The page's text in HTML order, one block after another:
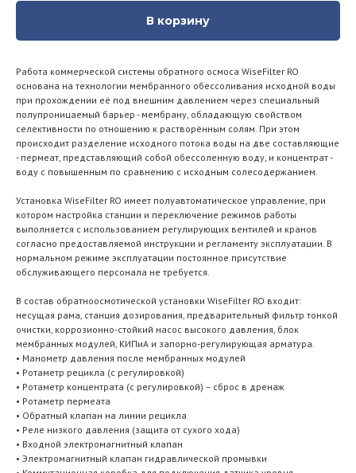
В корзину
Работа коммерческой системы обратного осмоса WiseFilter RO
основана на технологии мембранного обессоливания исходной воды
при прохождении её под внешним давлением через специальный
полупроницаемый барьер - мембрану, обладающую свойством
селективности по отношению к растворённым солям. При этом
происходит разделение исходного потока воды на две составляющие
- пермеат, представляющий собой обессоленную воду, и концентрат -
воду с повышенным по сравнению с исходным солесодержанием.
Установка WiseFilter RO имеет полуавтоматическое управление, при
котором настройка станции и переключение режимов работы
выполняется с использованием регулирующих вентилей и кранов
согласно предоставляемой инструкции и регламенту эксплуатации. В
нормальном режиме эксплуатации постоянное присутствие
обслуживающего персонала не требуется.
В состав обратноосмотической установки WiseFilter RO входит:
несущая рама, станция дозирования, предварительный фильтр тонкой
очистки, коррозионно-стойкий насос высокого давления, блок
мембранных модулей, КИПиА и запорно-регулирующая арматура.
• Манометр давления после мембранных модулей
• Ротаметр рецикла (с регулировкой)
• Ротаметр концентрата (с регулировкой) – сброс в дренаж
• Ротаметр пермеата
• Обратный клапан на линии рецикла
• Реле низкого давления (защита от сухого хода)
• Входной электромагнитный клапан
• Электромагнитный клапан гидравлической промывки